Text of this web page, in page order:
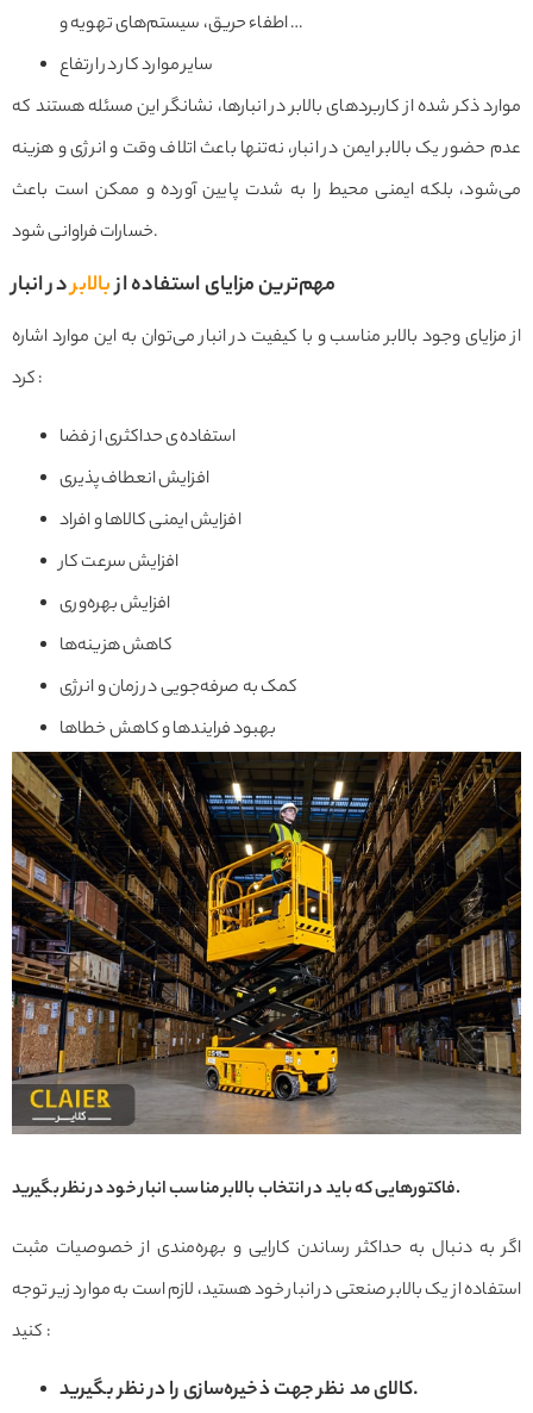
اطفاء حریق، سیستم‌های تهویه و …
سایر موارد کار در ارتفاع
موارد ذکر شده از کاربردهای بالابر در انبارها، نشانگر این مسئله هستند که
عدم حضور یک بالابر ایمن در انبار، نه‌تنها باعث اتلاف وقت و انرژی و هزینه
می‌شود، بلکه ایمنی محیط را به شدت پایین آورده و ممکن است باعث
خسارات فراوانی شود.
مهم‌ترین مزایای استفاده ازبالابردر انبار
از مزایای وجود بالابر مناسب و با کیفیت در انبار می‌توان به این موارد اشاره
کرد :
استفاده‌ی حداکثری از فضا
افزایش انعطاف‌پذیری
افزایش ایمنی کالاها و افراد
افزایش سرعت کار
افزایش بهره‌وری
کاهش هزینه‌ها
کمک به صرفه‌جویی در زمان و انرژی
بهبود فرایندها و کاهش خطاها
فاکتورهایی که باید در انتخاب بالابر مناسب انبار خود در نظر بگیرید.
اگر به دنبال به حداکثر رساندن کارایی و بهره‌مندی از خصوصیات مثبت
استفاده از یک بالابر صنعتی در انبار خود هستید، لازم است به موارد زیر توجه
کنید :
کالای مد نظر جهت ذخیره‌سازی را در نظر بگیرید.